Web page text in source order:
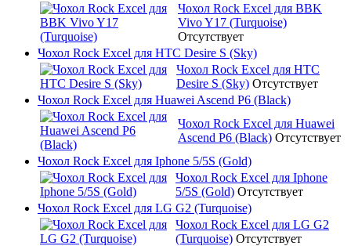
Чохол Rock Excel для BBK
Vivo Y17 (Turquoise)
Отсутствует
Чохол Rock Excel для HTC Desire S (Sky)
Чохол Rock Excel для HTC
Desire S (Sky) Отсутствует
Чохол Rock Excel для Huawei Ascend P6 (Black)
Чохол Rock Excel для Huawei
Ascend P6 (Black) Отсутствует
Чохол Rock Excel для Iphone 5/5S (Gold)
Чохол Rock Excel для Iphone
5/5S (Gold) Отсутствует
Чохол Rock Excel для LG G2 (Turquoise)
Чохол Rock Excel для LG G2
(Turquoise) Отсутствует